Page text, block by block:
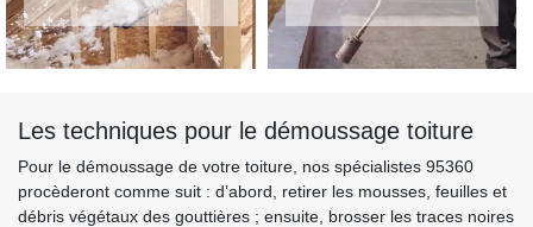
Les techniques pour le démoussage toiture
Pour le démoussage de votre toiture, nos spécialistes 95360
procèderont comme suit : d’abord, retirer les mousses, feuilles et
débris végétaux des gouttières ; ensuite, brosser les traces noires